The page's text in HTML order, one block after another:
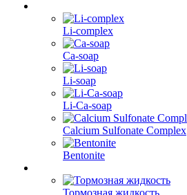
Li-complex
Ca-soap
Li-soap
Li-Ca-soap
Calcium Sulfonate Complex
Bentonite
Тормозная жидкость